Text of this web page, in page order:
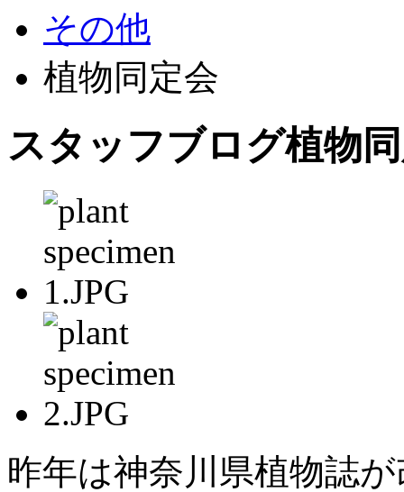
その他
植物同定会
スタッフブログ植物
昨年は神奈川県植物誌